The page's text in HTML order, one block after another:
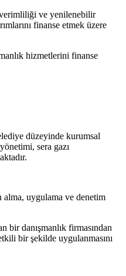
verimliliği ve yenilenebilir
finanse etmek üzere
hizmetlerini finanse
düzeyinde kurumsal
sera gazı
alma, uygulama ve denetim
bir danışmanlık firmasından
bir şekilde uygulanmasını